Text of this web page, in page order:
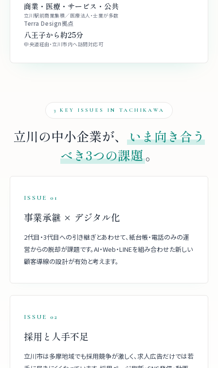
商業・医療・サービス・公共
立川駅前商業集積／医療法人・士業が多数
Terra Design拠点
八王子から約25分
中央道経由・立川市内へ訪問対応可
3 KEY ISSUES IN TACHIKAWA
立川の中小企業が、
いま向き合う
べき3つの課題。
ISSUE 01
事業承継 × デジタル化
2代目・3代目への引き継ぎとあわせて、紙台帳・電話のみの運
営からの脱却が課題です。AI・Web・LINEを組み合わせた新しい
顧客導線の設計が有効と考えます。
ISSUE 02
採用と人手不足
立川市は多摩地域でも採用競争が激しく、求人広告だけでは若